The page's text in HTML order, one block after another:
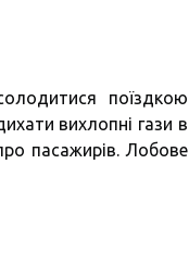
поїздкою
вихлопні гази в
пасажирів. Лобове